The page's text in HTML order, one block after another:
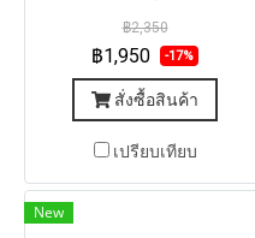
฿2,350
฿1,950 -17%
สั่งซื้อสินค้า
เปรียบเทียบ
New